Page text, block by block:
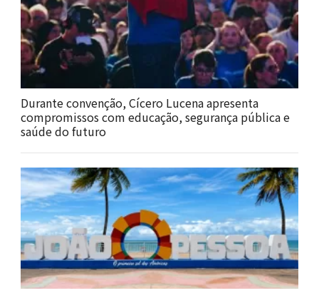
Durante convenção, Cícero Lucena apresenta
compromissos com educação, segurança pública e
saúde do futuro